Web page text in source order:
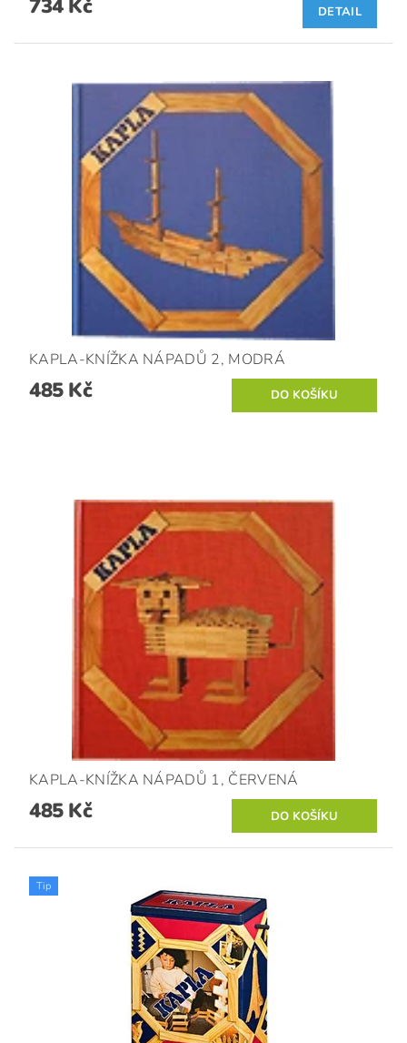
734 Kč DETAIL
KAPLA-KNÍŽKA NÁPADŮ 2, MODRÁ
485 Kč
KAPLA-KNÍŽKA NÁPADŮ 1, ČERVENÁ
485 Kč
Tip